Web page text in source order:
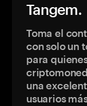
Tangem.
Toma el
con solo un
para
una
usuarios